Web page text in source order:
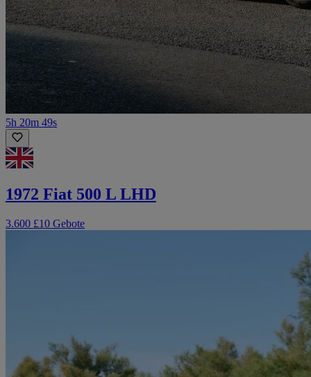
5h 20m 49s
1972 Fiat 500 L LHD
3.600 £10 Gebote